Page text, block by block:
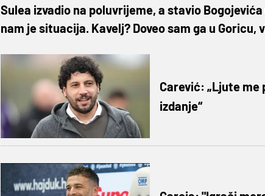
Sulea izvadio na poluvrijeme, a stavio
nam je situacija. Kavelj? Doveo sam ga u
Carević: „Ljute
izdanje“